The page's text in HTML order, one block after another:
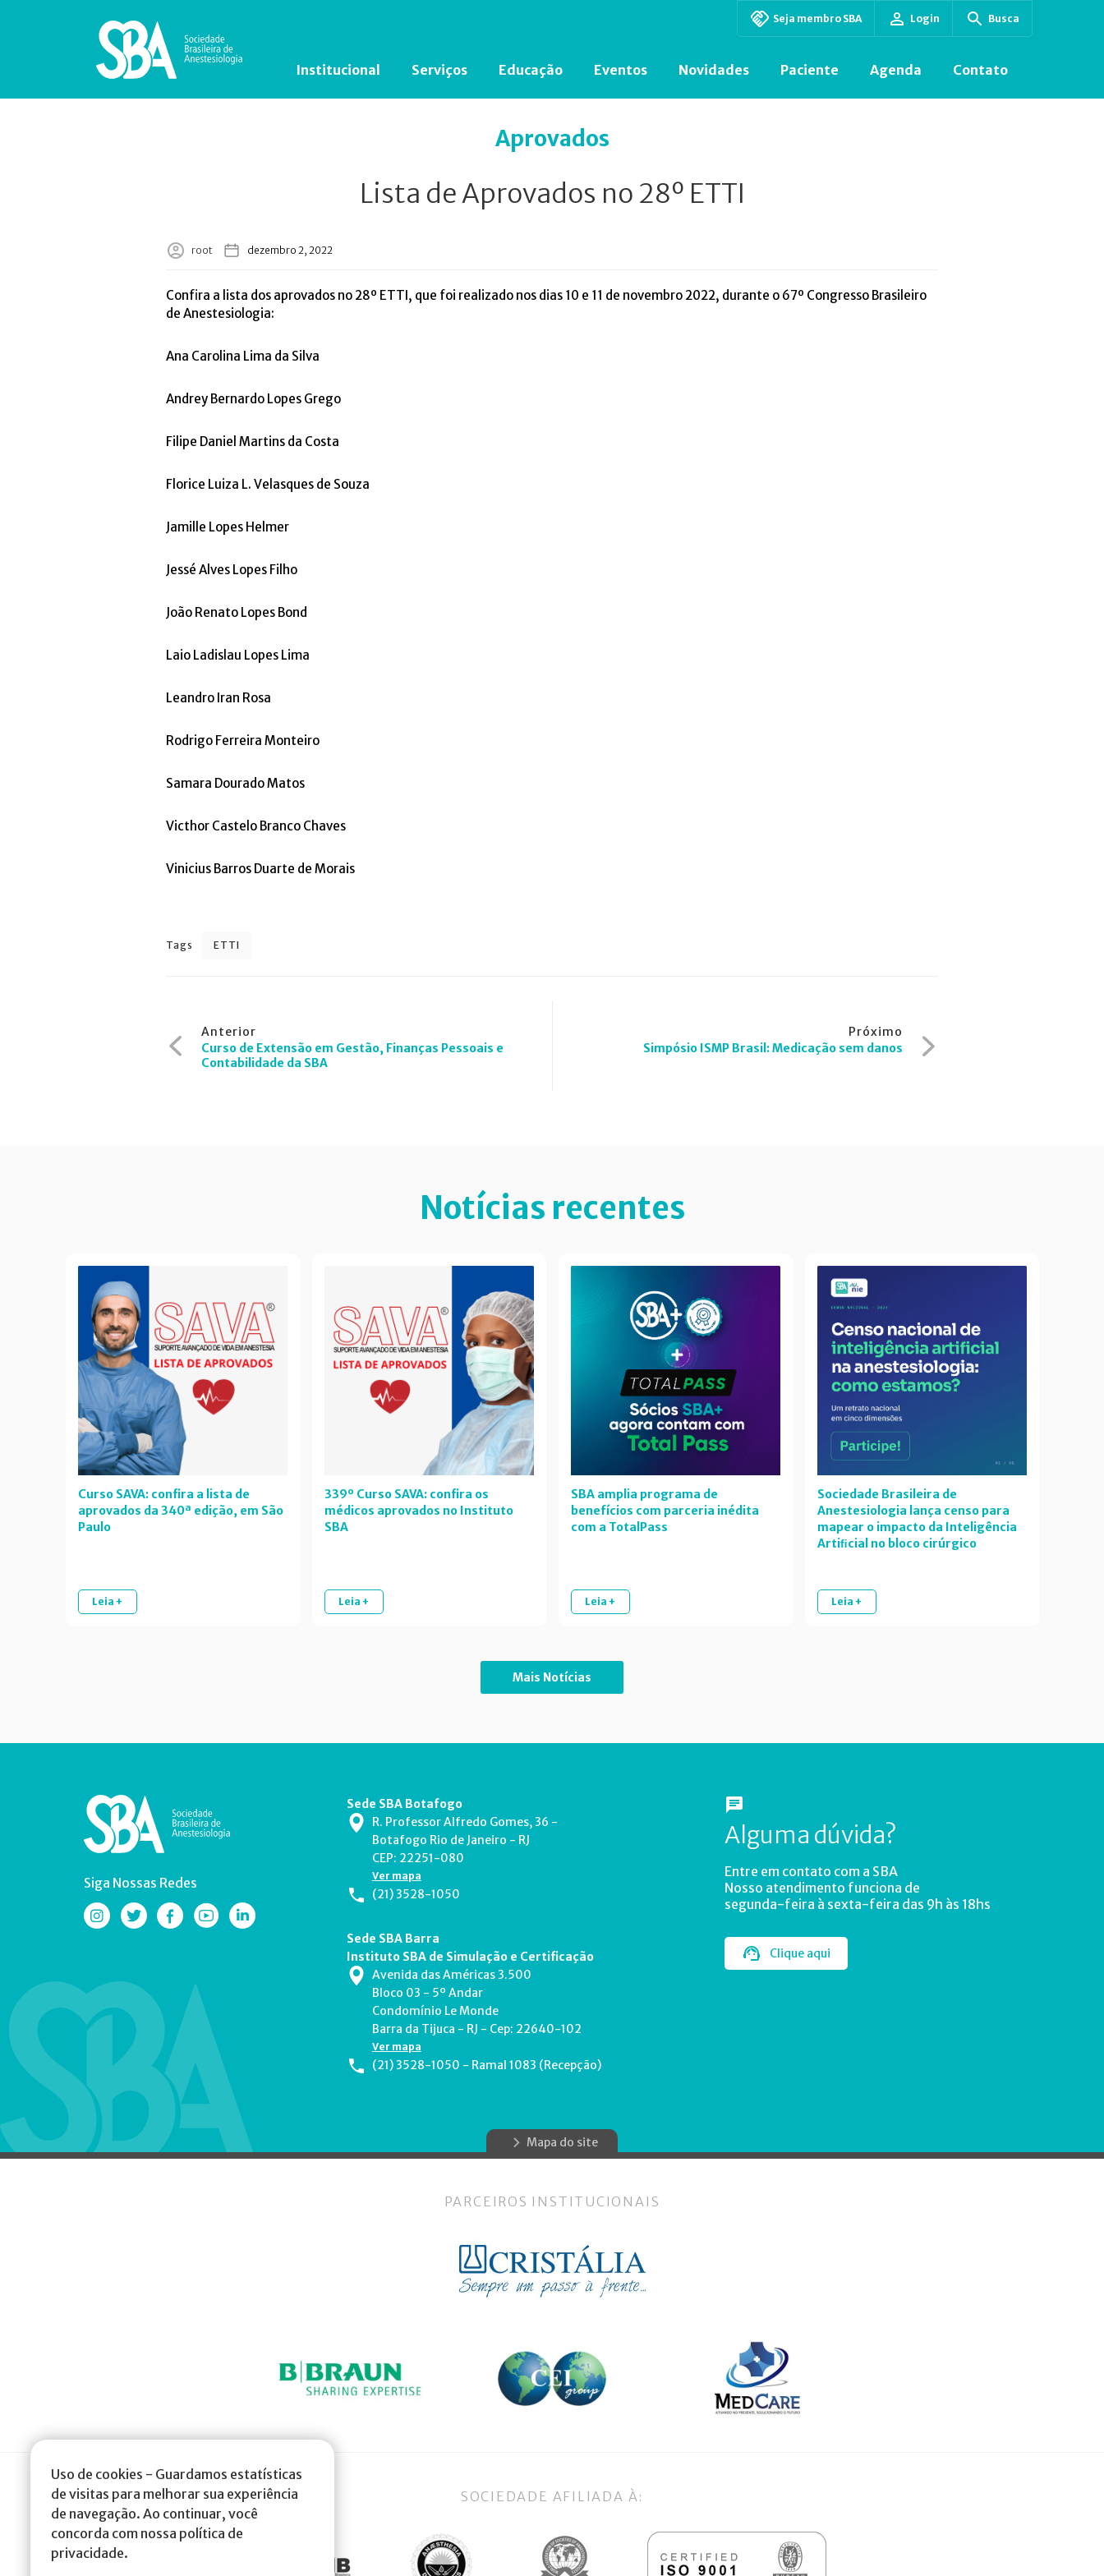
Uso de cookies - Guardamos estatísticas
de visitas para melhorar sua experiência
de navegação. Ao continuar, você
concorda com nossa política de
privacidade.
Seja membro SBA Login Busca
Institucional Serviços Educação Eventos Novidades Paciente Agenda Contato
Aprovados
Lista de Aprovados no 28º ETTI
root dezembro 2, 2022
Confira a lista dos aprovados no 28º ETTI, que foi realizado nos dias 10 e 11 de novembro 2022, durante o 67º Congresso Brasileiro
de Anestesiologia:
Ana Carolina Lima da Silva
Andrey Bernardo Lopes Grego
Filipe Daniel Martins da Costa
Florice Luiza L. Velasques de Souza
Jamille Lopes Helmer
Jessé Alves Lopes Filho
João Renato Lopes Bond
Laio Ladislau Lopes Lima
Leandro Iran Rosa
Rodrigo Ferreira Monteiro
Samara Dourado Matos
Victhor Castelo Branco Chaves
Vinicius Barros Duarte de Morais
Tags ETTI
de
Post
Anterior
Curso de Extensão em Gestão, Finanças Pessoais e
Contabilidade da SBA
Próximo
Simpósio ISMP Brasil: Medicação sem danos
Notícias recentes
Curso SAVA: confira a lista de
aprovados da 340ª edição, em São
Paulo
Leia +
339º Curso SAVA: confira os
médicos aprovados no Instituto
SBA
Leia +
SBA amplia programa de
benefícios com parceria inédita
com a TotalPass
Leia +
Sociedade Brasileira de
Anestesiologia lança censo para
mapear o impacto da Inteligência
Artiﬁcial no bloco cirúrgico
Leia +
Mais Notícias
Siga Nossas Redes
Sede SBA Botafogo
R. Professor Alfredo Gomes, 36 -
Botafogo Rio de Janeiro - RJ
CEP: 22251-080
Ver mapa
(21) 3528-1050
Sede SBA Barra
Instituto SBA de Simulação e Certificação
Avenida das Américas 3.500
Bloco 03 - 5º Andar
Condomínio Le Monde
Barra da Tijuca - RJ - Cep: 22640-102
Ver mapa
(21) 3528-1050 - Ramal 1083 (Recepção)
Alguma dúvida?
Entre em contato com a SBA
Nosso atendimento funciona de
segunda-feira à sexta-feira das 9h às 18hs
Clique aqui
Mapa do site
PARCEIROS INSTITUCIONAIS
SOCIEDADE AFILIADA À: